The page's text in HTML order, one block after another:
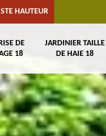
HAUTEUR
DE
18
JARDINIER TAILLE
DE HAIE 18